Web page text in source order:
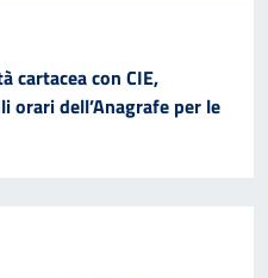
cartacea con CIE,
orari dell’Anagrafe per le